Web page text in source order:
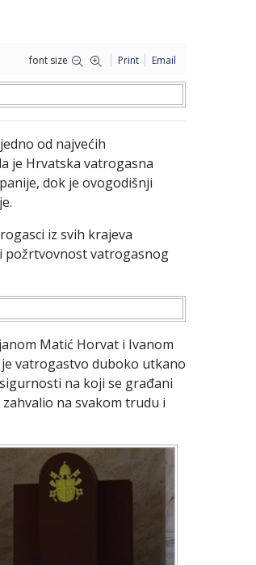
font size Print Email
od najvećih
je Hrvatska vatrogasna
dok je ovogodišnji
iz svih krajeva
požrtvovnost vatrogasnog
Matić Horvat i Ivanom
vatrogastvo duboko utkano
na koji se građani
na svakom trudu i